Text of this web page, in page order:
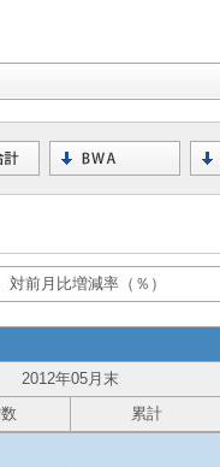
前月比増減率（％）
2012年05月末
累計